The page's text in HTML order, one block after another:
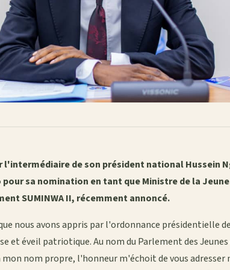
l'intermédiaire de son président national Hussein
sa nomination en tant que Ministre de la
SUMINWA II, récemment annoncé.
nous avons appris par l'ordonnance présidentielle
et éveil patriotique. Au nom du Parlement des Jeunes
nom propre, l'honneur m'échoit de vous adresser